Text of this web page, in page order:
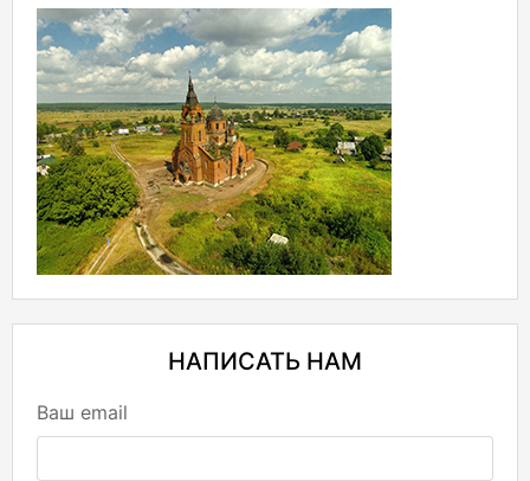
НАПИСАТЬ НАМ
Ваш email